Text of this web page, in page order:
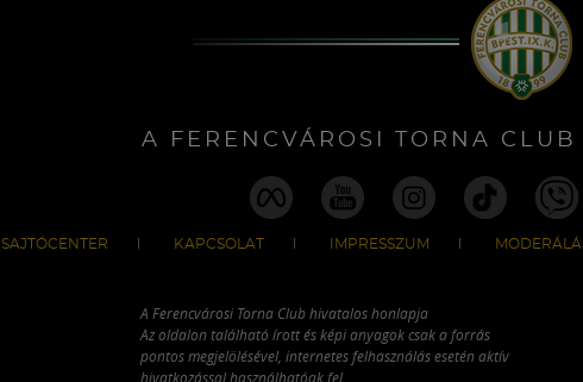
A FERENCVÁROSI TORNA
SAJTÓCENTER KAPCSOLAT IMPRESSZUM
A Ferencvárosi Torna Club hivatalos honlapja
Az oldalon található írott és képi anyagok csak a forrás
pontos megjelölésével, internetes felhasználás esetén aktív
hivatkozással használhatóak fel.